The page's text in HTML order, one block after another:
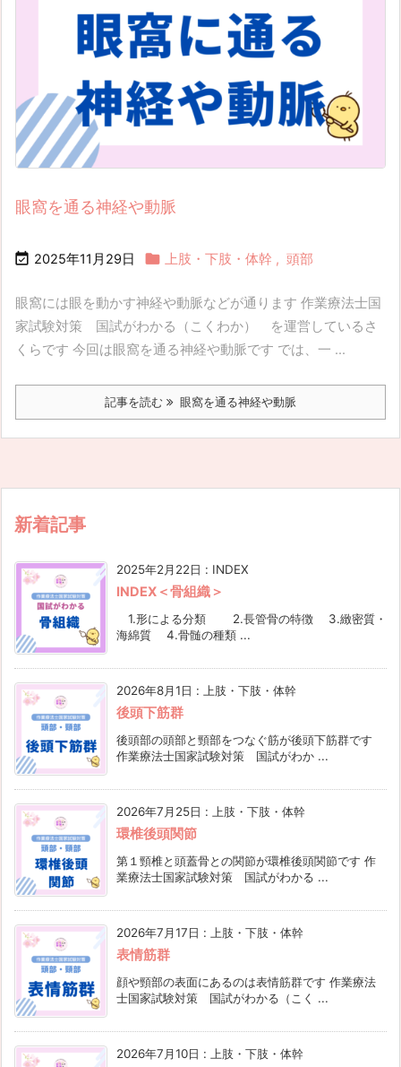
眼窩を通る神経や動脈
 2025年11月29日  上肢・下肢・体幹 , 頭部
眼窩には眼を動かす神経や動脈などが通ります 作業療法士国
家試験対策 国試がわかる（こくわか） を運営しているさ
くらです 今回は眼窩を通る神経や動脈です では、一 ...
記事を読む 眼窩を通る神経や動脈
新着記事
2025年2月22日 : INDEX
INDEX＜骨組織＞
1.形による分類 2.長管骨の特徴 3.緻密質・
海綿質 4.骨髄の種類 ...
2026年8月1日 : 上肢・下肢・体幹
後頭下筋群
後頭部の頭部と頸部をつなぐ筋が後頭下筋群です
作業療法士国家試験対策 国試がわか ...
2026年7月25日 : 上肢・下肢・体幹
環椎後頭関節
第１頸椎と頭蓋骨との関節が環椎後頭関節です 作
業療法士国家試験対策 国試がわかる ...
2026年7月17日 : 上肢・下肢・体幹
表情筋群
顔や頸部の表面にあるのは表情筋群です 作業療法
士国家試験対策 国試がわかる（こく ...
2026年7月10日 : 上肢・下肢・体幹